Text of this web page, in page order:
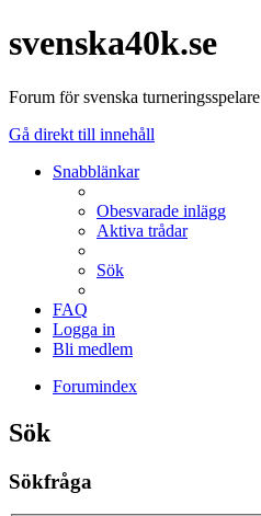
svenska40k.se
Forum för svenska turneringsspelare
Gå direkt till innehåll
Snabblänkar
Obesvarade inlägg
Aktiva trådar
Sök
FAQ
Logga in
Bli medlem
Forumindex
Sök
Sökfråga